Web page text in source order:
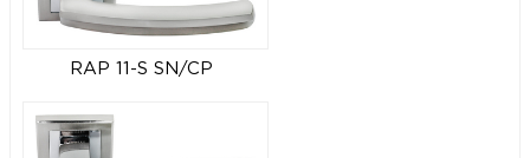
RAP 11-S SN/CP